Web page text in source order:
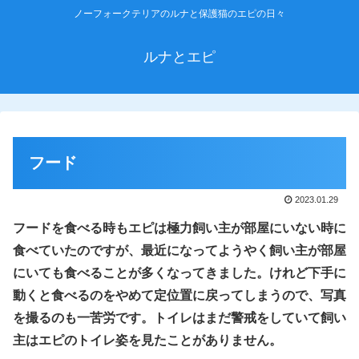
ノーフォークテリアのルナと保護猫のエピの日々
ルナとエピ
フード
2023.01.29
フードを食べる時もエピは極力飼い主が部屋にいない時に
食べていたのですが、最近になってようやく飼い主が部屋
にいても食べることが多くなってきました。けれど下手に
動くと食べるのをやめて定位置に戻ってしまうので、写真
を撮るのも一苦労です。トイレはまだ警戒をしていて飼い
主はエピのトイレ姿を見たことがありません。